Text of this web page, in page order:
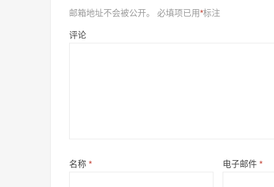
邮箱地址不会被公开。 必填项已用*标注
评论
名称 * 电子邮件 *